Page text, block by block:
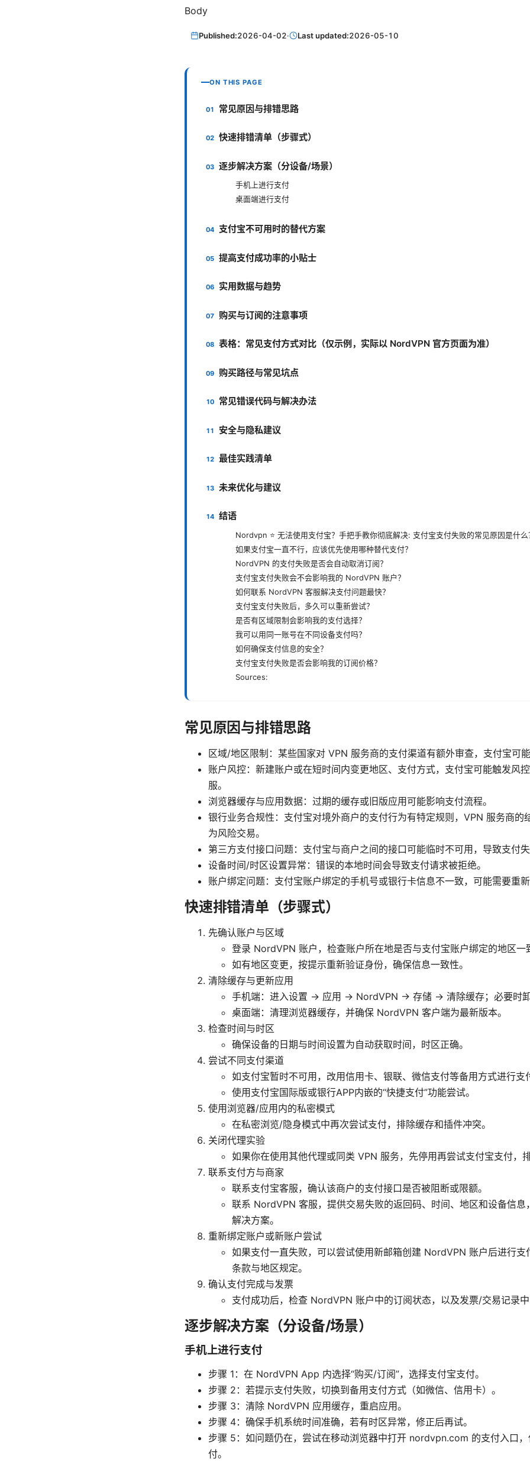
Body
Published:2026-04-02· Last updated:2026-05-10
ON THIS PAGE
常见原因与排错思路
快速排错清单（步骤式）
逐步解决方案（分设备/场景）
手机上进行支付
桌面端进行支付
支付宝不可用时的替代方案
提高支付成功率的小贴士
实用数据与趋势
购买与订阅的注意事项
表格：常见支付方式对比（仅示例，实际以 NordVPN 官方页面为准）
购买路径与常见坑点
常见错误代码与解决办法
安全与隐私建议
最佳实践清单
未来优化与建议
结语
Nordvpn ⭐ 无法使用支付宝？手把手教你彻底解决: 支付宝支付失败的常见原因是什么
如果支付宝一直不行，应该优先使用哪种替代支付？
NordVPN 的支付失败是否会自动取消订阅？
支付宝支付失败会不会影响我的 NordVPN 账户？
如何联系 NordVPN 客服解决支付问题最快？
支付宝支付失败后，多久可以重新尝试？
是否有区域限制会影响我的支付选择？
我可以用同一账号在不同设备支付吗？
如何确保支付信息的安全？
支付宝支付失败是否会影响我的订阅价格？
Sources:
常见原因与排错思路
区域/地区限制：某些国家对 VPN 服务商的支付渠道有额外审查，支付宝可
账户风控：新建账户或在短时间内变更地区、支付方式，支付宝可能触发风
服。
浏览器缓存与应用数据：过期的缓存或旧版应用可能影响支付流程。
银行业务合规性：支付宝对境外商户的支付行为有特定规则，VPN 服务商的
为风险交易。
第三方支付接口问题：支付宝与商户之间的接口可能临时不可用，导致支付
设备时间/时区设置异常：错误的本地时间会导致支付请求被拒绝。
账户绑定问题：支付宝账户绑定的手机号或银行卡信息不一致，可能需要重
快速排错清单（步骤式）
先确认账户与区域
登录 NordVPN 账户，检查账户所在地是否与支付宝账户绑定的地区一
如有地区变更，按提示重新验证身份，确保信息一致性。
清除缓存与更新应用
手机端：进入设置 -> 应用 -> NordVPN -> 存储 -> 清除缓存；必要时
桌面端：清理浏览器缓存，并确保 NordVPN 客户端为最新版本。
检查时间与时区
确保设备的日期与时间设置为自动获取时间，时区正确。
尝试不同支付渠道
如支付宝暂时不可用，改用信用卡、银联、微信支付等备用方式进行支
使用支付宝国际版或银行APP内嵌的“快捷支付”功能尝试。
使用浏览器/应用内的私密模式
在私密浏览/隐身模式中再次尝试支付，排除缓存和插件冲突。
关闭代理实验
如果你在使用其他代理或同类 VPN 服务，先停用再尝试支付宝支付，
联系支付方与商家
联系支付宝客服，确认该商户的支付接口是否被阻断或限额。
联系 NordVPN 客服，提供交易失败的返回码、时间、地区和设备信息
解决方案。
重新绑定账户或新账户尝试
如果支付一直失败，可以尝试使用新邮箱创建 NordVPN 账户后进行支
条款与地区规定。
确认支付完成与发票
支付成功后，检查 NordVPN 账户中的订阅状态，以及发票/交易记录
逐步解决方案（分设备/场景）
手机上进行支付
步骤 1：在 NordVPN App 内选择“购买/订阅”，选择支付宝支付。
步骤 2：若提示支付失败，切换到备用支付方式（如微信、信用卡）。
步骤 3：清除 NordVPN 应用缓存，重启应用。
步骤 4：确保手机系统时间准确，若有时区异常，修正后再试。
步骤 5：如问题仍在，尝试在移动浏览器中打开 nordvpn.com 的支付入口
付。